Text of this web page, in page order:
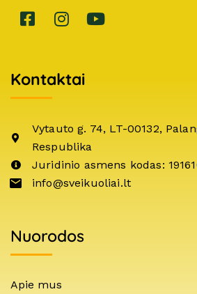
Kontaktai
Vytauto g. 74, LT-00132,
Respublika
Juridinio asmens kodas:
info@sveikuoliai.lt
Nuorodos
Apie mus